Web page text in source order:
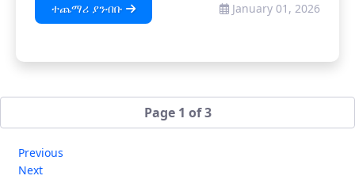
ተጨማሪ ያንብቡ January 01, 2026
Page 1 of 3
Previous
Next